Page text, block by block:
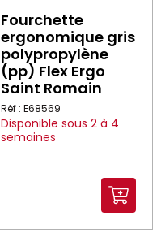
Fourchette
ergonomique gris
polypropylène
(pp) Flex Ergo
Saint Romain
Réf : E68569
Disponible sous 2 à 4
semaines